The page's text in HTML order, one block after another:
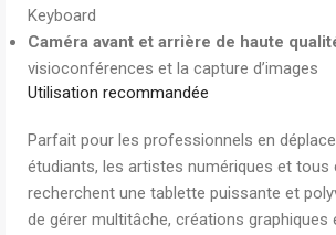
Keyboard
Caméra avant et arrière de haute
visioconférences et la capture d’images
Utilisation recommandée
Parfait pour les professionnels en
étudiants, les artistes numériques et tous
recherchent une tablette puissante et
de gérer multitâche, créations graphiques